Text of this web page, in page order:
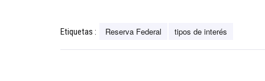
Etiquetas : Reserva Federal tipos de interés